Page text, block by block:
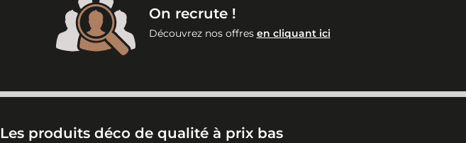
On recrute !
Découvrez nos offres en cliquant ici
Les produits déco de qualité à prix bas